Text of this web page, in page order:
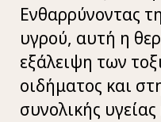
Ενθαρρύνοντας
υγρού, αυτή η
εξάλειψη των
οιδήματος και
συνολικής